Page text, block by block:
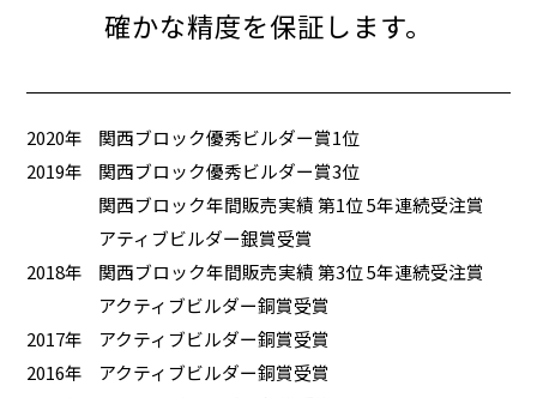
確かな精度を保証します。
2020年
関西ブロック優秀ビルダー賞1位
2019年
関西ブロック優秀ビルダー賞3位
関西ブロック年間販売実績 第1位 5年連続受注賞
アティブビルダー銀賞受賞
2018年
関西ブロック年間販売実績 第3位 5年連続受注賞
アクティブビルダー銅賞受賞
2017年
アクティブビルダー銅賞受賞
2016年
アクティブビルダー銅賞受賞